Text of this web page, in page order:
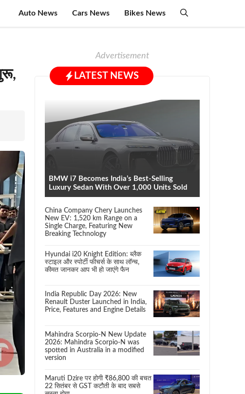
Auto News Cars News Bikes News
Advertisement
LATEST NEWS
BMW i7 Becomes India’s Best-Selling
Luxury Sedan With Over 1,000 Units Sold
China Company Chery Launches
New EV: 1,520 km Range on a
Single Charge, Featuring New
Breaking Technology
Hyundai i20 Knight Edition: ब्लैक
स्टाइल और स्पोर्टी फीचर्स के साथ लॉन्च,
कीमत जानकर आप भी हो जाएंगे फैन
India Republic Day 2026: New
Renault Duster Launched in India,
Price, Features and Engine Details
Mahindra Scorpio-N New Update
2026: Mahindra Scorpio-N was
spotted in Australia in a modified
version
Maruti Dzire पर होगी ₹86,800 की बचत
22 सितंबर से GST कटौती के बाद सबसे